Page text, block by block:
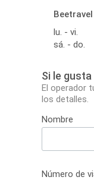
lu. - vi.
sá. - do.
Si le gusta
El operador
los detalles.
Nombre
Número de